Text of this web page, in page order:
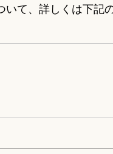
て、詳しくは下記